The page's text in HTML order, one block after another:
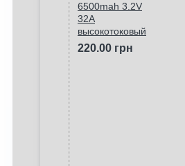
6500mah 3.2V
32A
высокотоковый
220.00 грн